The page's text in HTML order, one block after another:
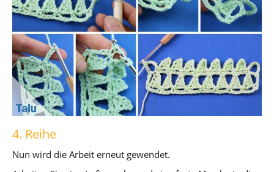
4. Reihe
Nun wird die Arbeit erneut gewendet.